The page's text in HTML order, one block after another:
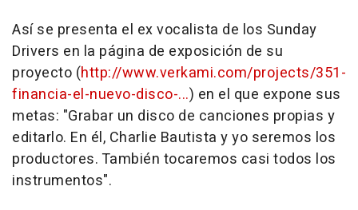
Así se presenta el ex vocalista de los Sunday
Drivers en la página de exposición de su
proyecto (http://www.verkami.com/projects/351-
financia-el-nuevo-disco-...) en el que expone sus
metas: "Grabar un disco de canciones propias y
editarlo. En él, Charlie Bautista y yo seremos los
productores. También tocaremos casi todos los
instrumentos".